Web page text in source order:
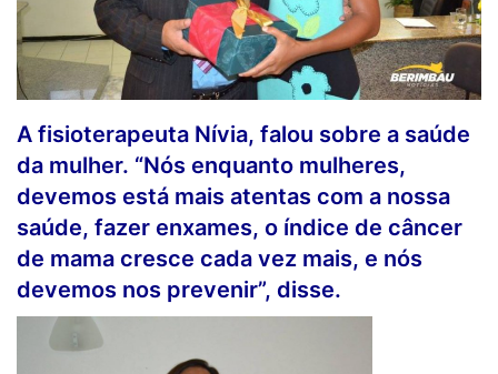
A fisioterapeuta Nívia, falou sobre a saúde
da mulher. “Nós enquanto mulheres,
devemos está mais atentas com a nossa
saúde, fazer enxames, o índice de câncer
de mama cresce cada vez mais, e nós
devemos nos prevenir”, disse.